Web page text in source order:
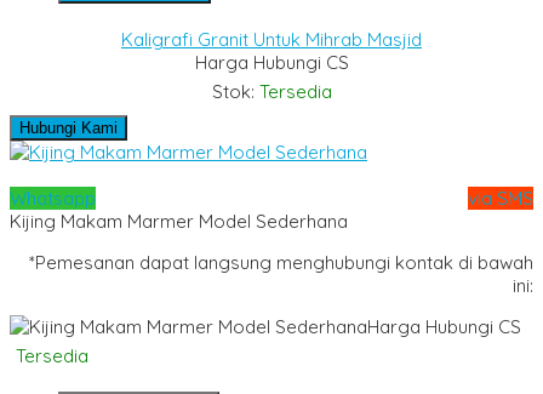
Kaligrafi Granit Untuk Mihrab Masjid
Harga Hubungi CS
Stok: Tersedia
Hubungi Kami
Whatsapp
via SMS
Kijing Makam Marmer Model Sederhana
*Pemesanan dapat langsung menghubungi kontak di bawah
ini:
Harga Hubungi CS
Tersedia